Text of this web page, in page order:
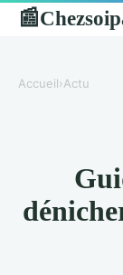
📰
Accueil›Actu